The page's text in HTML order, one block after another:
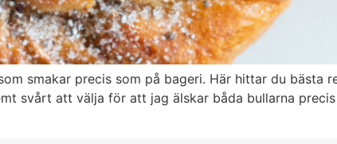
smakar precis som på bageri. Här hittar du bästa
svårt att välja för att jag älskar båda bullarna